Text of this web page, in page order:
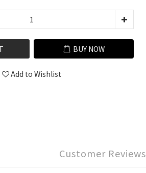
BUY NOW
Add to Wishlist
Customer Reviews